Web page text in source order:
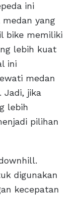
ini
yang
bike memiliki
lebih kuat
ini
medan
Jadi, jika
lebih
pilihan
digunakan
kecepatan